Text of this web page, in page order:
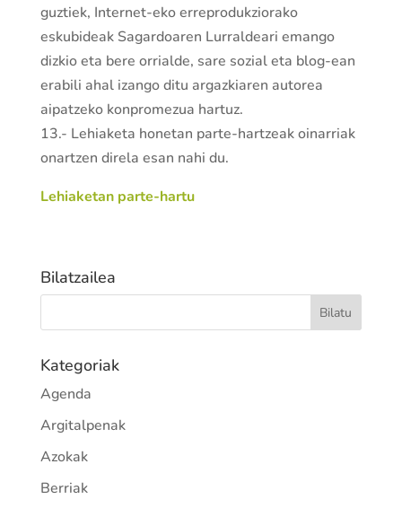
guztiek, Internet-eko erreprodukziorako
eskubideak Sagardoaren Lurraldeari emango
dizkio eta bere orrialde, sare sozial eta blog-ean
erabili ahal izango ditu argazkiaren autorea
aipatzeko konpromezua hartuz.
13.- Lehiaketa honetan parte-hartzeak oinarriak
onartzen direla esan nahi du.
Lehiaketan parte-hartu
Bilatzailea
Kategoriak
Agenda
Argitalpenak
Azokak
Berriak